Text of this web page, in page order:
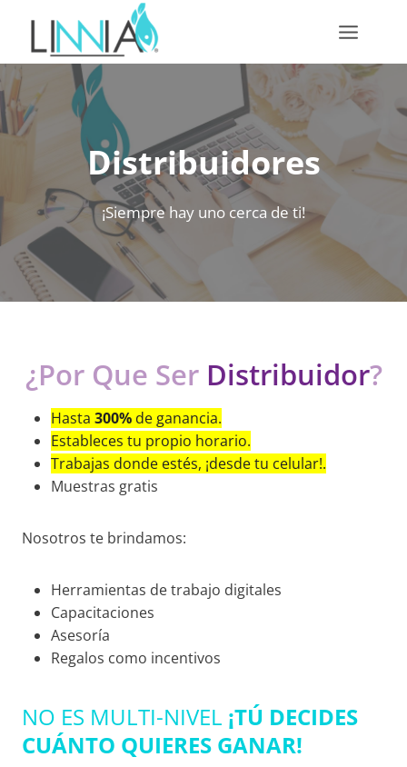
content
Distribuidores
¡Siempre hay uno cerca de ti!
¿Por Que Ser Distribuidor?
Hasta 300% de ganancia.
Estableces tu propio horario.
Trabajas donde estés, ¡desde tu celular!.
Muestras gratis
Nosotros te brindamos:
Herramientas de trabajo digitales
Capacitaciones
Asesoría
Regalos como incentivos
NO ES MULTI-NIVEL ¡TÚ DECIDES
CUÁNTO QUIERES GANAR!